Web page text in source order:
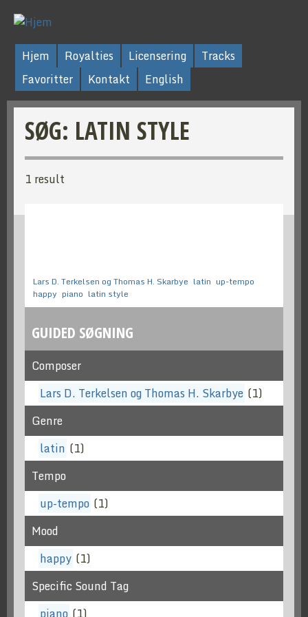
Hjem Royalties Licensering
Tracks
Favoritter
Kontakt English
SØG: LATIN STYLE
1 result
Lars D. Terkelsen og Thomas H. Skarbye latin up-tempo
happy piano latin style
GUIDED SØGNING
Composer
Lars D. Terkelsen og Thomas H. Skarbye (1)
Genre
latin (1)
Tempo
up-tempo (1)
Mood
happy (1)
Specific Sound Tag